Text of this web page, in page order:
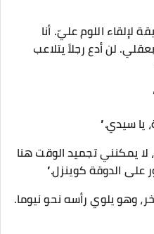
لإلقاء اللوم عليّ. أنا
لن أدع رجلاً يتلاعب
يا سيدي.”
يمكنني تجميد الوقت هنا
على الدوقة كوينزل.”
وهو يلوي رأسه نحو نيوما.